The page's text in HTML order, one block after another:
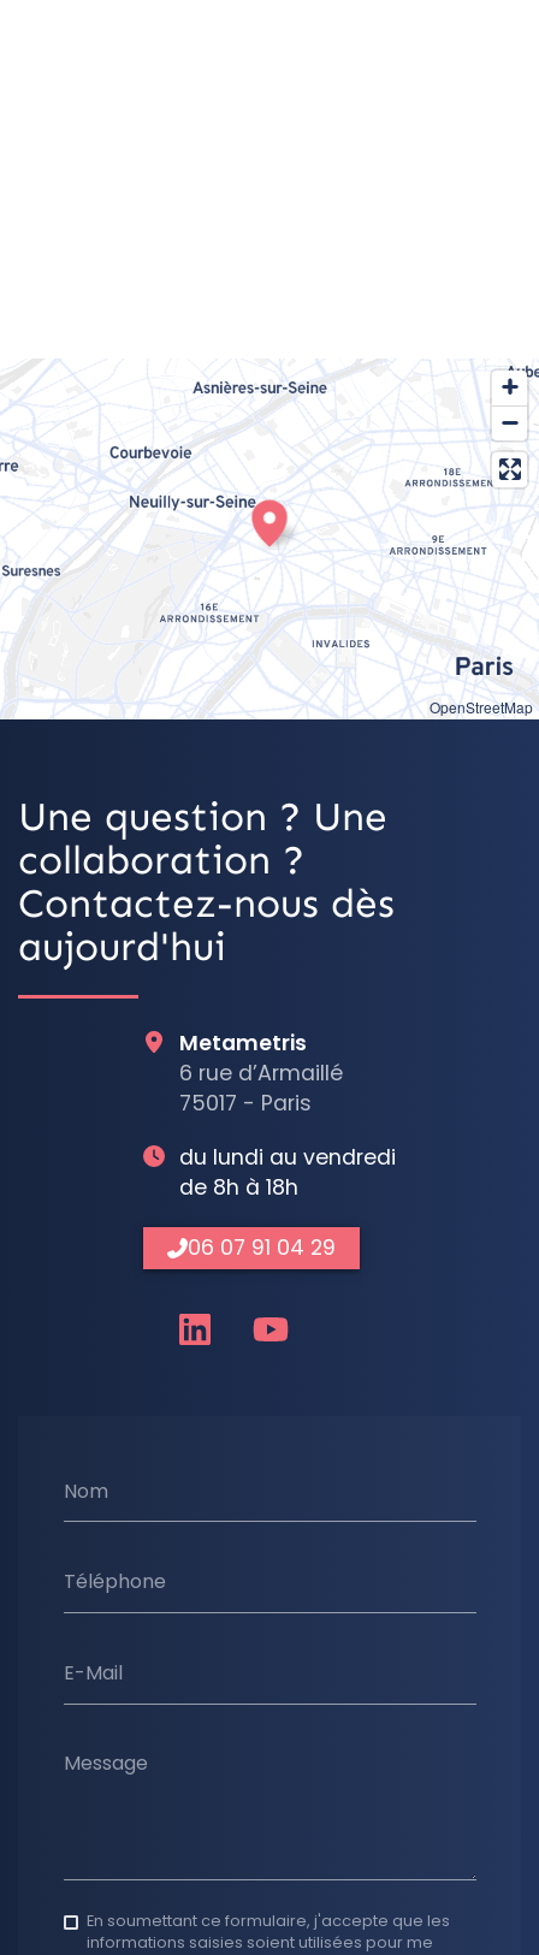
OpenStreetMap
Une question ? Une
collaboration ?
Contactez-nous dès
aujourd'hui
Nom
Téléphone
E-Mail
Message
En soumettant ce formulaire, j'accepte que les
informations saisies soient utilisées pour me
Metametris
6 rue d’Armaillé
75017 - Paris
du lundi au vendredi
de 8h à 18h
06 07 91 04 29